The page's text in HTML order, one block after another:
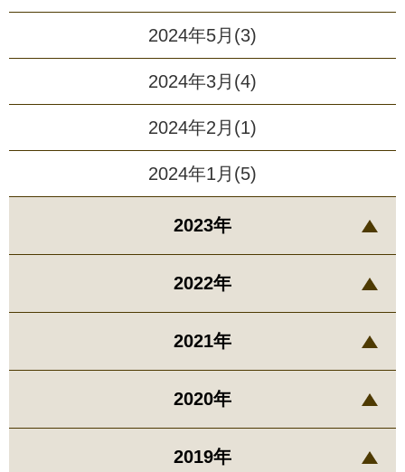
2024年5月(3)
2024年3月(4)
2024年2月(1)
2024年1月(5)
2023年
2022年
2021年
2020年
2019年